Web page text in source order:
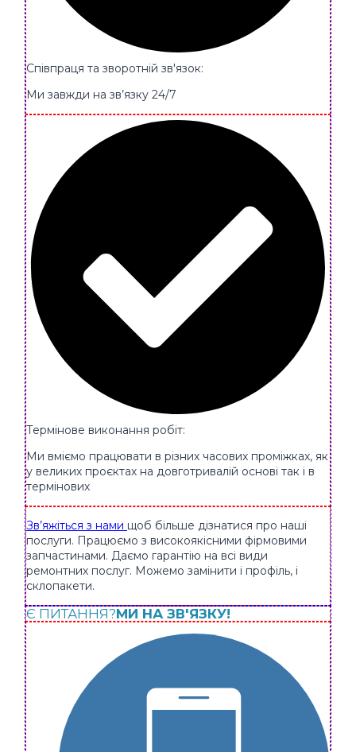
Співпраця та зворотній зв'язок:
Ми завжди на зв’язку 24/7
Термінове виконання робіт:
Ми вміємо працювати в різних часових проміжках, як
у великих проєктах на довготривалій основі так і в
термінових
Зв’яжіться з нами щоб більше дізнатися про наші
послуги. Працюємо з високоякісними фірмовими
запчастинами. Даємо гарантію на всі види
ремонтних послуг. Можемо замінити і профіль, і
склопакети.
Є ПИТАННЯ?МИ НА ЗВ'ЯЗКУ!